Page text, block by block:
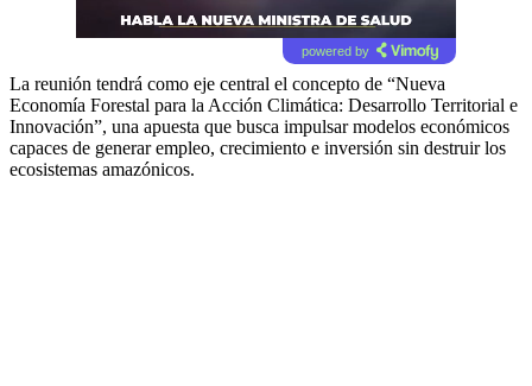
powered by
La reunión tendrá como eje central el concepto de “Nueva
Economía Forestal para la Acción Climática: Desarrollo Territorial e
Innovación”, una apuesta que busca impulsar modelos económicos
capaces de generar empleo, crecimiento e inversión sin destruir los
ecosistemas amazónicos.